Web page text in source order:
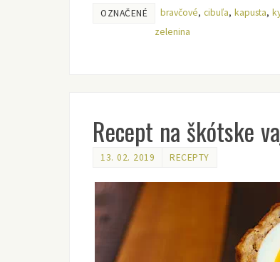
OZNAČENÉ bravčové, cibuľa, kapusta,
zelenina
Recept na škótske
13. 02. 2019 RECEPTY